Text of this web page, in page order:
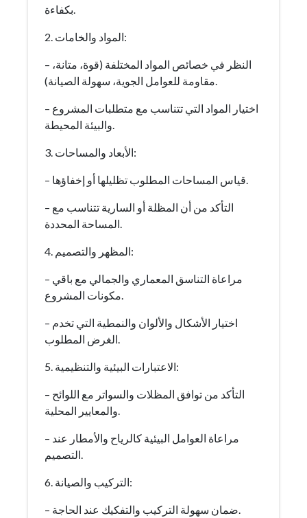
بكفاءة.
2. المواد والخامات:
– النظر في خصائص المواد المختلفة (قوة، متانة،
مقاومة للعوامل الجوية، سهولة الصيانة).
– اختيار المواد التي تتناسب مع متطلبات المشروع
والبيئة المحيطة.
3. الأبعاد والمساحات:
– قياس المساحات المطلوب تظليلها أو إخفاؤها.
– التأكد من أن المظلة أو السارية تتناسب مع
المساحة المحددة.
4. المظهر والتصميم:
– مراعاة التناسق المعماري والجمالي مع باقي
مكونات المشروع.
– اختيار الأشكال والألوان والنمطية التي تخدم
الغرض المطلوب.
5. الاعتبارات البيئية والتنظيمية:
– التأكد من توافق المظلات والسواتر مع اللوائح
والمعايير المحلية.
– مراعاة العوامل البيئية كالرياح والأمطار عند
التصميم.
6. التركيب والصيانة:
– ضمان سهولة التركيب والتفكيك عند الحاجة.